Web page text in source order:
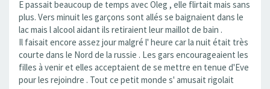
E passait beaucoup de temps avec Oleg , elle flirtait mais sans
plus. Vers minuit les garçons sont allés se baignaient dans le
lac mais l alcool aidant ils retiraient leur maillot de bain .
Il faisait encore assez jour malgré l' heure car la nuit était très
courte dans le Nord de la russie . Les gars encourageaient les
filles à venir et elles acceptaient de se mettre en tenue d'Eve
pour les rejoindre . Tout ce petit monde s' amusait rigolait